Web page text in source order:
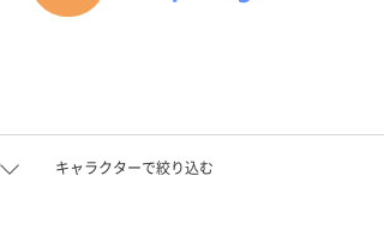
キャラクターで絞り込む